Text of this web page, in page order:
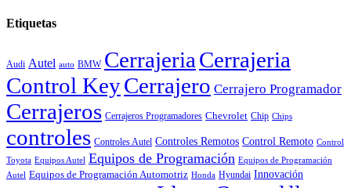
Etiquetas
Audi Autel auto BMW Cerrajeria Cerrajeria
Control KeyCerrajero Cerrajero Programador
Cerrajeros Cerrajeros Programadores Chevrolet Chip Chips
controles Controles Autel Controles Remotos Control Remoto Control
Toyota Equipos Autel Equipos de Programación Equipos de Programación
Autel Equipos de Programación Automotriz Honda Hyundai Innovación